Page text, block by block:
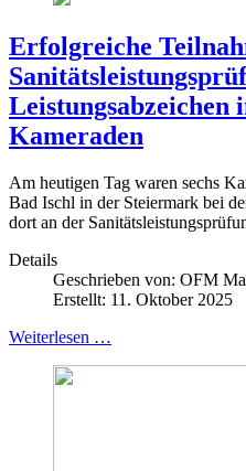
Erfolgreiche
Leistungsabzeichen
Kameraden
Am heutigen Tag waren sechs
Bad Ischl in der Steiermark bei
dort an der
Details
Geschrieben von: OFM
Erstellt: 11. Oktober 2025
Weiterlesen …